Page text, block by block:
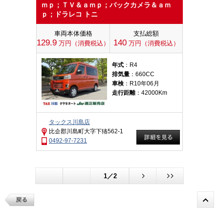
ｍｐ；ＴＶ＆ａｍｐ；バックカメラ＆ａｍ
ｐ；ドラレコ トニ
車両本体価格
129.9 万円（消費税込）
支払総額
140万円（消費税込）
年式 ：R4
排気量 ：660CC
車検 ：R10年06月
走行距離：42000Km
タックス川島店
比企郡川島町大字下狢562-1
0492-97-7231
1／2